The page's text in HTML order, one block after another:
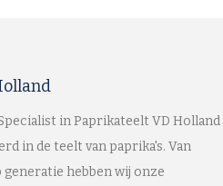
in Paprikateelt VD Holland
in de teelt van paprika's. Van
generatie hebben wij onze